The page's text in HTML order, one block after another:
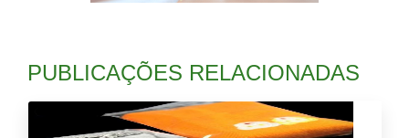
PUBLICAÇÕES RELACIONADAS